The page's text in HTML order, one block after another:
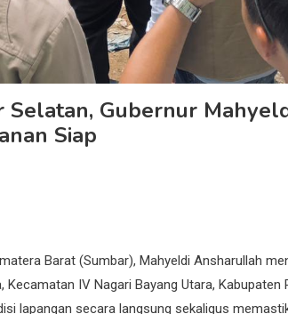
Selatan, Gubernur
Siap
Barat (Sumbar), Mahyeldi Ansharullah
IV Nagari Bayang Utara,
lapangan secara langsung sekaligus